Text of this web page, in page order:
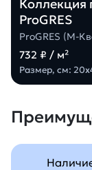
Коллекция
ProGRES
ProGRES (М-
732 ₽ / м²
Размер, см: